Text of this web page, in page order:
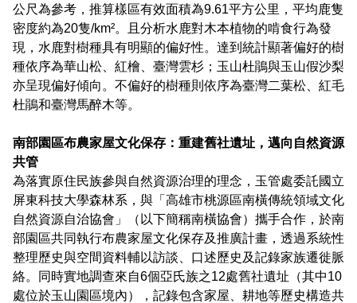
公尺為參考，推算樣區有效面積為9.61平方公里，平均鹿隻
密度約為20隻/km²。且分析水鹿對木本植物的啃食行為發
現，水鹿對樹種具有明顯的偏好性。達到統計顯著偏好的樹
種依序為華山松、紅檜、臺灣雲杉；玉山杜鵑與玉山假沙梨
亦呈現偏好傾向。不偏好的樹種則依序為臺灣二葉松、紅毛
杜鵑和臺灣馬醉木等。
南部園區布農家屋文化保存：重建舊社遺址，邁向自然資源
共管
為落實原住民族參與自然資源治理的理念，玉管處委託國立
屏東科技大學森林系，與「高雄市桃源區南橫傳統領域文化
自然資源自治協會」（以下簡稱南橫協會）攜手合作，於南
部園區共同執行布農家屋文化保存及推廣計畫，透過系統性
整理歷史與空間資料輔以訪談、口述歷史及記錄家族遷徙脈
絡。同時實地調查來自6個亞氏族之12處舊社遺址（其中10
處位於玉山園區境內），記錄包含家屋、耕地等歷史構造共